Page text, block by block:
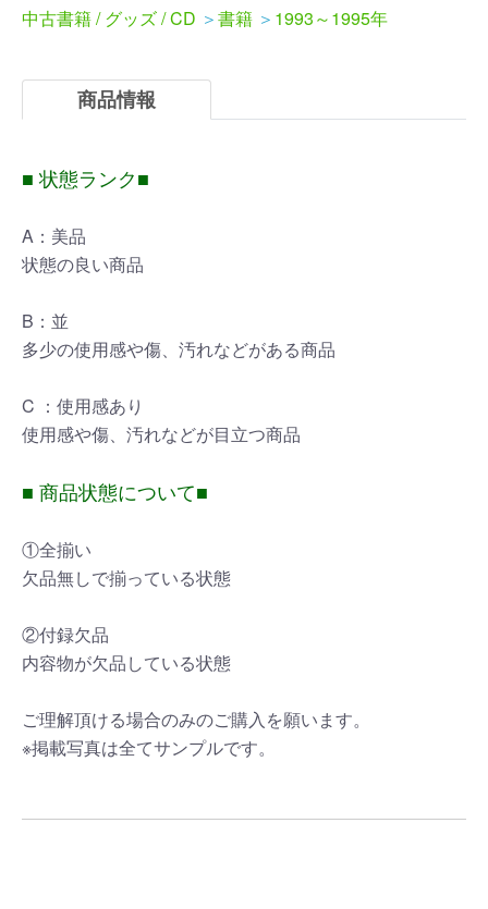
中古書籍 / グッズ / CD ＞書籍 ＞ 1993～1995年
商品情報
■ 状態ランク■
A：美品
状態の良い商品
B：並
多少の使用感や傷、汚れなどがある商品
C ：使用感あり
使用感や傷、汚れなどが目立つ商品
■ 商品状態について■
①全揃い
欠品無しで揃っている状態
②付録欠品
内容物が欠品している状態
ご理解頂ける場合のみのご購入を願います。
※掲載写真は全てサンプルです。